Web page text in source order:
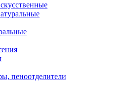
пеноотделители